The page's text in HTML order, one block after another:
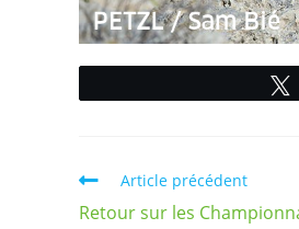
Article précédent
Retour sur les